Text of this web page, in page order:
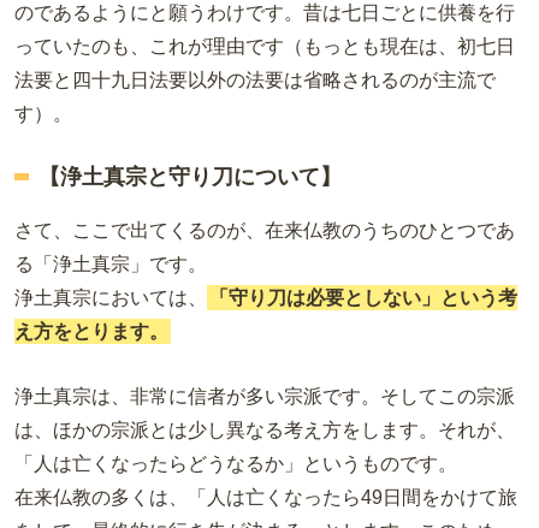
のであるようにと願うわけです。昔は七日ごとに供養を行
っていたのも、これが理由です（もっとも現在は、初七日
法要と四十九日法要以外の法要は省略されるのが主流で
す）。
【浄土真宗と守り刀について】
さて、ここで出てくるのが、在来仏教のうちのひとつであ
る「浄土真宗」です。
浄土真宗においては、
「守り刀は必要としない」という考
え方をとります。
浄土真宗は、非常に信者が多い宗派です。そしてこの宗派
は、ほかの宗派とは少し異なる考え方をします。それが、
「人は亡くなったらどうなるか」というものです。
在来仏教の多くは、「人は亡くなったら49日間をかけて旅